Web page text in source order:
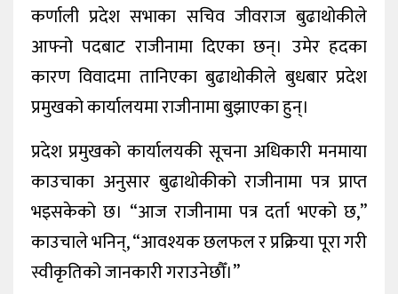
कर्णाली प्रदेश सभाका सचिव जीवराज बुढाथोकीले
आफ्नो पदबाट राजीनामा दिएका छन्। उमेर हदका
कारण विवादमा तानिएका बुढाथोकीले बुधबार प्रदेश
प्रमुखको कार्यालयमा राजीनामा बुझाएका हुन्।
प्रदेश प्रमुखको कार्यालयकी सूचना अधिकारी मनमाया
काउचाका अनुसार बुढाथोकीको राजीनामा पत्र प्राप्त
भइसकेको छ। “आज राजीनामा पत्र दर्ता भएको छ,”
काउचाले भनिन्, “आवश्यक छलफल र प्रक्रिया पूरा गरी
स्वीकृतिको जानकारी गराउनेछौँ।”